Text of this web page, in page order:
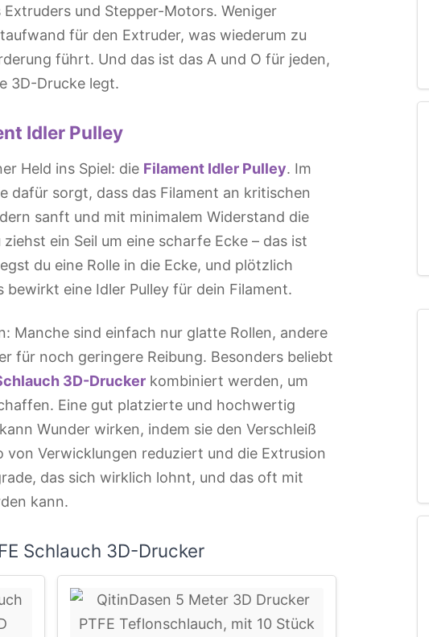
und Stepper-Motors. Weniger
für den Extruder, was wiederum zu
führt. Und das ist das A und O für jeden,
3D-Drucke legt.
Idler Pulley
Held ins Spiel: die Filament Idler Pulley. Im
dafür sorgt, dass das Filament an kritischen
sanft und mit minimalem Widerstand die
ein Seil um eine scharfe Ecke – das ist
du eine Rolle in die Ecke, und plötzlich
bewirkt eine Idler Pulley für dein Filament.
Manche sind einfach nur glatte Rollen, andere
für noch geringere Reibung. Besonders beliebt
3D-Drucker kombiniert werden, um
Eine gut platzierte und hochwertig
kann Wunder wirken, indem sie den Verschleiß
von Verwicklungen reduziert und die Extrusion
das sich wirklich lohnt, und das oft mit
kann.
Schlauch 3D-Drucker